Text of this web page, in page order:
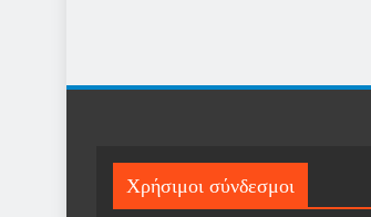
Χρήσιμοι σύνδεσμοι